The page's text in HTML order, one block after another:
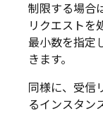
制限する場合
リクエストを
最小数を指定
きます。
同様に、受信
るインスタン